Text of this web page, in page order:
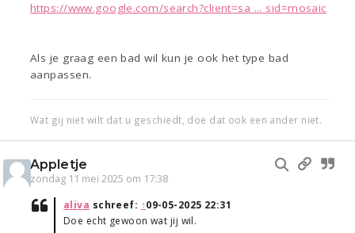
https://www.google.com/search?client=sa ... sid=mosaic
Als je graag een bad wil kun je ook het type bad
aanpassen.
Wat gij niet wilt dat u geschiedt, doe dat ook een ander niet.
Appletje
zondag 11 mei 2025 om 17:38
aliva schreef: ↑09-05-2025 22:31
Doe echt gewoon wat jij wil.